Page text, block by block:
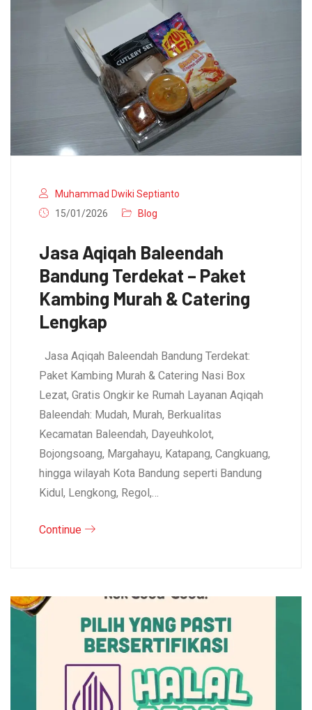
Muhammad Dwiki Septianto
15/01/2026
Blog
Jasa Aqiqah Baleendah
Bandung Terdekat – Paket
Kambing Murah & Catering
Lengkap
Jasa Aqiqah Baleendah Bandung Terdekat:
Paket Kambing Murah & Catering Nasi Box
Lezat, Gratis Ongkir ke Rumah Layanan Aqiqah
Baleendah: Mudah, Murah, Berkualitas
Kecamatan Baleendah, Dayeuhkolot,
Bojongsoang, Margahayu, Katapang, Cangkuang,
hingga wilayah Kota Bandung seperti Bandung
Kidul, Lengkong, Regol,…
Continue